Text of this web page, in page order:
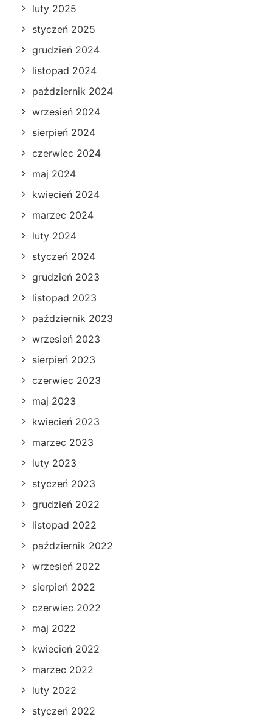
luty 2025
styczeń 2025
grudzień 2024
listopad 2024
październik 2024
wrzesień 2024
sierpień 2024
czerwiec 2024
maj 2024
kwiecień 2024
marzec 2024
luty 2024
styczeń 2024
grudzień 2023
listopad 2023
październik 2023
wrzesień 2023
sierpień 2023
czerwiec 2023
maj 2023
kwiecień 2023
marzec 2023
luty 2023
styczeń 2023
grudzień 2022
listopad 2022
październik 2022
wrzesień 2022
sierpień 2022
czerwiec 2022
maj 2022
kwiecień 2022
marzec 2022
luty 2022
styczeń 2022